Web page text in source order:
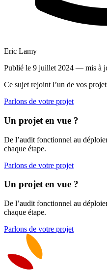
Eric Lamy
Publié le 9 juillet 2024 — mis à
Ce sujet rejoint l’un de vos
Parlons de votre projet
Un projet en vue ?
De l’audit fonctionnel au
chaque étape.
Parlons de votre projet
Un projet en vue ?
De l’audit fonctionnel au
chaque étape.
Parlons de votre projet